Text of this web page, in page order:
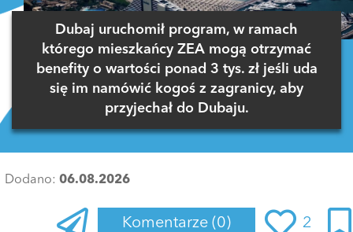
Dubaj uruchomił program, w ramach
którego mieszkańcy ZEA mogą otrzymać
benefity o wartości ponad 3 tys. zł jeśli uda
się im namówić kogoś z zagranicy, aby
przyjechał do Dubaju.
Dodano: 06.08.2026
Komentarze (0) 2